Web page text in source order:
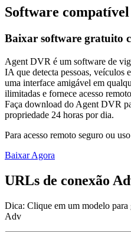
Software
Baixar software gratuito
Agent DVR é um software de
IA que detecta pessoas, veículos
uma interface amigável em
ilimitadas e fornece acesso
Faça download do Agent DVR
propriedade 24 horas por dia.
Para acesso remoto seguro ou
Baixar Agora
URLs de conexão
Dica: Clique em um modelo para
Adv